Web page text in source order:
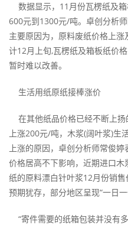
数据显示，11月份瓦楞纸及
600元到1300元/吨。卓创分析
主要原因为，原料废纸价格上
计12月上旬,瓦楞纸及箱板纸价
暂时难以改善。
生活用纸原纸接棒涨价
在其他纸品价格已经不断上
上涨200元/吨，木浆(阔叶浆)
上涨的原因，卓创分析师常俊
价格居高不下影响，近期进口
纸的原料漂白针叶浆12月份销
预期犹存，部分地区呈现“一日一
“寄件需要的纸箱包装并没有